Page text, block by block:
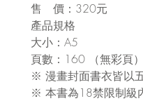
售　價：320元
產品規格
大小：A5
頁數：160 （無彩頁）
※ 漫畫封面書衣皆以
※ 本書為18禁限制級